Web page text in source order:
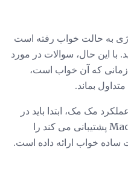
به حالت خواب رفته است
با این حال، سوالات در مورد
زمانی که آن خواب است،
بماند.
مک مک، ابتدا باید در
مورد حالت های مختلف خواب که Mac پشتیبانی می کند را